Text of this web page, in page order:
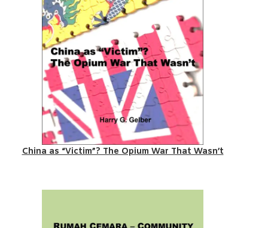
China as “Victim”? The Opium War That Wasn’t